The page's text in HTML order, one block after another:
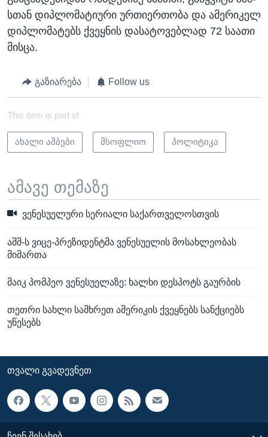
სთან დიპლომატიური ურთიერთობა და ამერიკელ
დიპლომატებს ქვეყნის დასატოვებლად 72 საათი
მისცა.
გაზიარება Follow us
This item is part of
ახალი ამბები მსოფლიო პოლიტიკა
ამავე თემაზე
ვენესუელური სერიალი საქართველოსთვის
აშშ-ს ვიცე-პრეზიდენტმა ვენესუელის მოსახლეობას
მიმართა
მაიკ პომპეო ვენესუელაზე: ხალხი დესპოტს გაურბის
თეთრი სახლი სამხრეთ ამერიკის ქვეყნებს სანქციებს
უწესებს
ᲗᲕᲐᲚᲘ ᲒᲕᲐᲓᲔᲕᲜᲔᲗ